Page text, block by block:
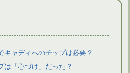
キャディへのチップは必要？
は「心づけ」だった？